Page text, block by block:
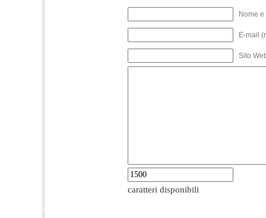
Nome
E-mail
Sito
caratteri disponibili